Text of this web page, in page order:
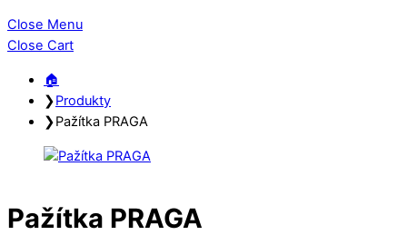
Close Menu
Close Cart
🏠︎
❯Produkty
❯Pažítka PRAGA
Pažítka PRAGA